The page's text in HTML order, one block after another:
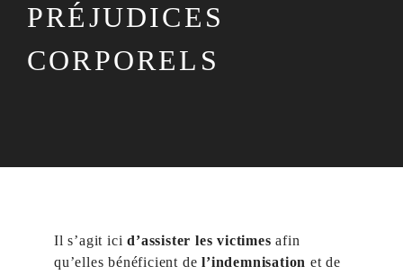
PRÉJUDICES
CORPORELS
Il s’agit icid’assister les victimesafin
qu’elles bénéficient del’indemnisationet de